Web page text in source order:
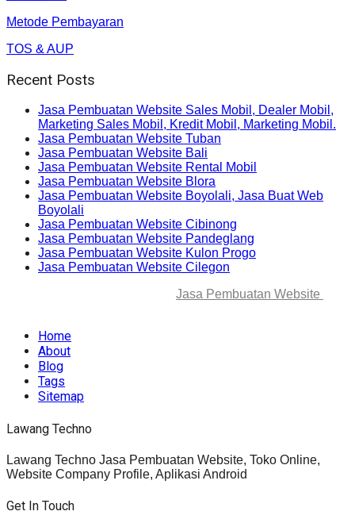
Metode Pembayaran
TOS & AUP
Recent Posts
Jasa Pembuatan Website Sales Mobil, Dealer Mobil,
Marketing Sales Mobil, Kredit Mobil, Marketing Mobil.
Jasa Pembuatan Website Tuban
Jasa Pembuatan Website Bali
Jasa Pembuatan Website Rental Mobil
Jasa Pembuatan Website Blora
Jasa Pembuatan Website Boyolali, Jasa Buat Web
Boyolali
Jasa Pembuatan Website Cibinong
Jasa Pembuatan Website Pandeglang
Jasa Pembuatan Website Kulon Progo
Jasa Pembuatan Website Cilegon
Jasa Pembuatan Website
Home
About
Blog
Tags
Sitemap
Lawang Techno
Lawang Techno Jasa Pembuatan Website, Toko Online,
Website Company Profile, Aplikasi Android
Get In Touch